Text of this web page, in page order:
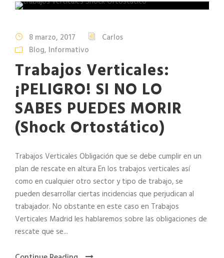
8 marzo, 2017
Carlos
Blog, Informativo
Trabajos Verticales:
¡PELIGRO! SI NO LO
SABES PUEDES MORIR
(Shock Ortostático)
Trabajos Verticales Obligación que se debe cumplir en un
plan de rescate en altura En los trabajos verticales así
como en cualquier otro sector y tipo de trabajo, se
pueden desarrollar ciertas incidencias que perjudican al
trabajador. No obstante en este caso en Trabajos
Verticales Madrid les hablaremos sobre las obligaciones de
rescate que se...